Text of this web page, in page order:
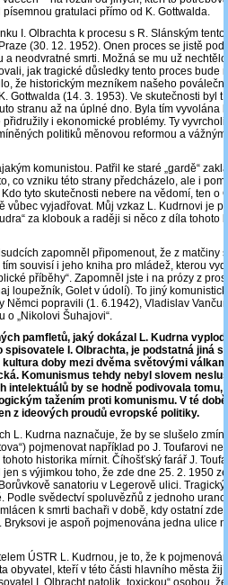
gratulaci přímo od K. Gottwalda.
I. Olbrachta k procesu s R. Slánským
(30. 12. 1952). Onen proces se jistě
a neodvratné smrti. Možná se mu už
jak tragické důsledky tento proces bude
že historickým mezníkem našeho
Gottwalda (14. 3. 1953). Ve skutečnosti byl
stranu až na úplné dno. Byla tím vyvolána
i ekonomické problémy. Ty
politiků měnovou reformou a
komunistou. Patřil ke staré „gardě“
co vzniku této strany předcházelo, ale i
tyto skutečnosti nebere na vědomí, ten o
vůbec vyjadřovat. Můj vzkaz L. Kudrnovi je
za klobouk a raději si něco z díla tohoto
zapomněl připomenout, že z matčiny
souvisí i jeho kniha pro mládež, kterou
příběhy“. Zapomněl jste i na prózy z
loupežník, Golet v údolí). To jiný
Němci popravili (1. 6.1942), Vladislav
o „Nikolovi Šuhajovi“.
pamfletů, jaký dokázal L. Kudrna
I. Olbrachta, je podstatná jiná
doby mezi dvěma světovými
Komunismus tehdy nebyl slovem
intelektuálů by se hodně podivovala tomu,
tažením proti komunismu. V té
z ideových proudů evropské politiky.
L. Kudrna naznačuje, že by se slušelo
pojmenovat například po J. Toufarovi
historika mírnit. Číhošťský farář J.
s výjimkou toho, že zde dne 25. 2. 1950
sanatoriu v Legerově ulici.
Podle svědectví spoluvězňů z jednoho
k smrti bachaři v době, kdy ostatní zde
Bryksovi je aspoň pojmenována jedna ulice
ÚSTR L. Kudrnou, je to, že k
obyvatel, kteří v této části hlavního města